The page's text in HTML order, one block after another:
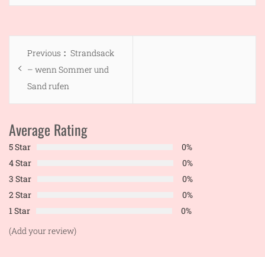
Beitragsnavigation
Previous
Previous
post:
Strandsack
– wenn Sommer und
Sand rufen
Average Rating
5 Star
0%
4 Star
0%
3 Star
0%
2 Star
0%
1 Star
0%
(Add your review)